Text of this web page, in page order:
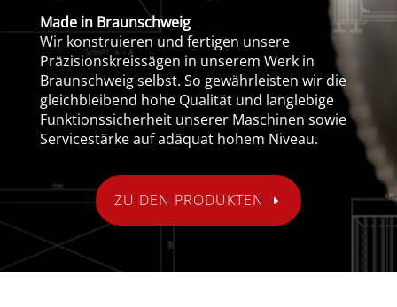
Made in Braunschweig
Wir konstruieren und fertigen unsere
Präzisionskreissägen in unserem Werk in
Braunschweig selbst. So gewährleisten wir die
gleichbleibend hohe Qualität und langlebige
Funktionssicherheit unserer Maschinen sowie
Servicestärke auf adäquat hohem Niveau.
ZU DEN PRODUKTEN